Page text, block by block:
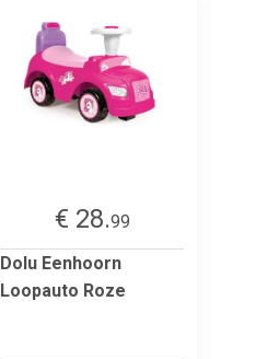
€ 28.99
Dolu Eenhoorn
Loopauto Roze